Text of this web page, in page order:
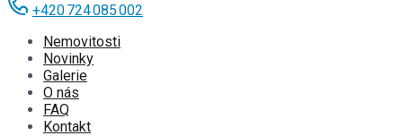
+420 724 085 002
Nemovitosti
Novinky
Galerie
O nás
FAQ
Kontakt